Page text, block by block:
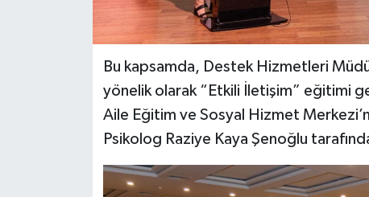
Bu kapsamda, Destek Hizmetleri
yönelik olarak “Etkili İletişim” eğitimi
Aile Eğitim ve Sosyal Hizmet
Psikolog Raziye Kaya Şenoğlu